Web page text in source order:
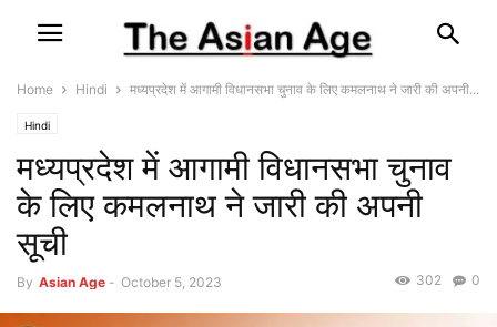
Home Hindi मध्यप्रदेश में आगामी विधानसभा चुनाव के लिए कमलनाथ ने जारी की अपनी...
Hindi
मध्यप्रदेश में आगामी विधानसभा चुनाव
के लिए कमलनाथ ने जारी की अपनी
सूची
By Asian Age - October 5, 2023 0
302